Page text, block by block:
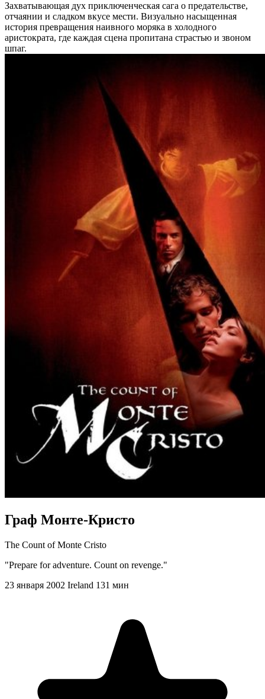
Захватывающая дух приключенческая сага о предательстве,
отчаянии и сладком вкусе мести. Визуально насыщенная
история превращения наивного моряка в холодного
аристократа, где каждая сцена пропитана страстью и звоном
шпаг.
Граф Монте-Кристо
The Count of Monte Cristo
"Prepare for adventure. Count on revenge."
23 января 2002 Ireland 131 мин